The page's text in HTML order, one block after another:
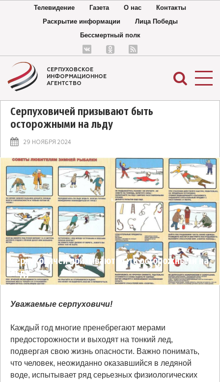
Телевидение Газета О нас
Контакты
Раскрытие информации
Лица Победы
Бессмертный полк
СЕРПУХОВСКОЕ
ИНФОРМАЦИОННОЕ
АГЕНТСТВО
Серпуховичей призывают быть
осторожными на льду
29 НОЯБРЯ 2024
Серпуховичей призывают быть осторожными на
льду
Уважаемые серпуховичи!
Каждый год многие пренебрегают мерами
предосторожности и выходят на тонкий лед,
подвергая свою жизнь опасности. Важно понимать,
что человек, неожиданно оказавшийся в ледяной
воде, испытывает ряд серьезных физиологических